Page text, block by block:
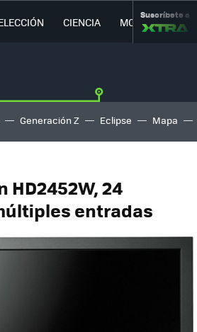
CIENCIA MOVILIDAD
Suscríbete a
Generación Z Eclipse Mapa
HD2452W, 24
entradas